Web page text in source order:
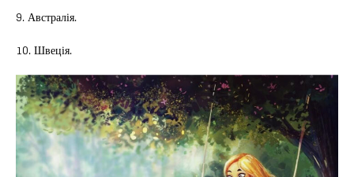
9. Австралія.
10. Швеція.